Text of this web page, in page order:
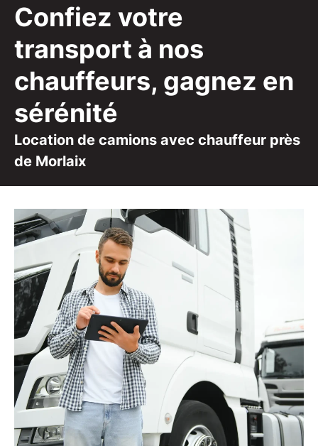
Location de camions avec chauffeur près
de Morlaix
Confiez votre
transport à nos
chauffeurs, gagnez en
sérénité